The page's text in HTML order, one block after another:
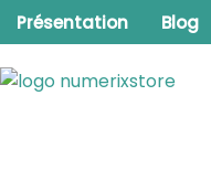
Aller
au
contenu
Présentation Blog